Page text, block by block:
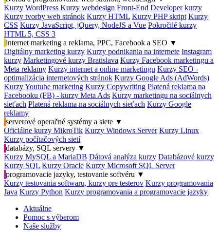
Kurzy WordPress Kurzy webdesign Front-End Developer kurzy
Kurzy tvorby web stránok Kurzy HTML Kurzy PHP skript Kurzy
CSS Kurzy JavaScript, jQuery, NodeJS a Vue Pokročilé kurzy
HTML 5, CSS 3
internet marketing a reklama, PPC, Facebook a SEO ▼
Digitálny marketing kurzy Kurzy podnikania na internete Instagram
kurzy Marketingové kurzy Bratislava Kurzy Facebook marketingu a
Meta reklamy Kurzy internet a online marketingu Kurzy SEO -
optimalizácia internetových stránok Kurzy Google Ads (AdWords)
Kurzy Youtube marketing Kurzy Copywriting Platená reklama na
Facebooku (FB) - kurzy Meta Ads Kurzy marketingu na sociálnych
sieťach Platená reklama na sociálnych sieťach Kurzy Google
reklamy
serverové operačné systémy a siete ▼
Oficiálne kurzy MikroTik Kurzy Windows Server Kurzy Linux
Kurzy počítačových sietí
databázy, SQL servery ▼
Kurzy MySQL a MariaDB Dátová analýza kurzy Databázové kurzy
Kurzy SQL Kurzy Oracle Kurzy Microsoft SQL Server
programovacie jazyky, testovanie softvéru ▼
Kurzy testovania softwaru, kurzy pre testerov Kurzy programovania
Java Kurzy Python Kurzy programovania a programovacie jazyky
Aktuálne
Pomoc s výberom
Naše služby